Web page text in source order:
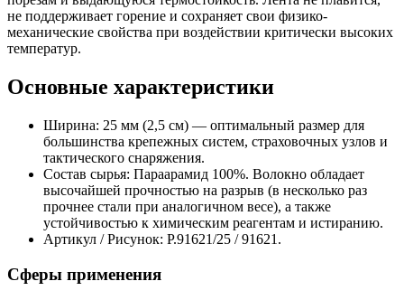
не поддерживает горение и сохраняет свои физико-
механические свойства при воздействии критически высоких
температур.
Основные характеристики
Ширина: 25 мм (2,5 см) — оптимальный размер для
большинства крепежных систем, страховочных узлов и
тактического снаряжения.
Состав сырья: Параарамид 100%. Волокно обладает
высочайшей прочностью на разрыв (в несколько раз
прочнее стали при аналогичном весе), а также
устойчивостью к химическим реагентам и истиранию.
Артикул / Рисунок: Р.91621/25 / 91621.
Сферы применения